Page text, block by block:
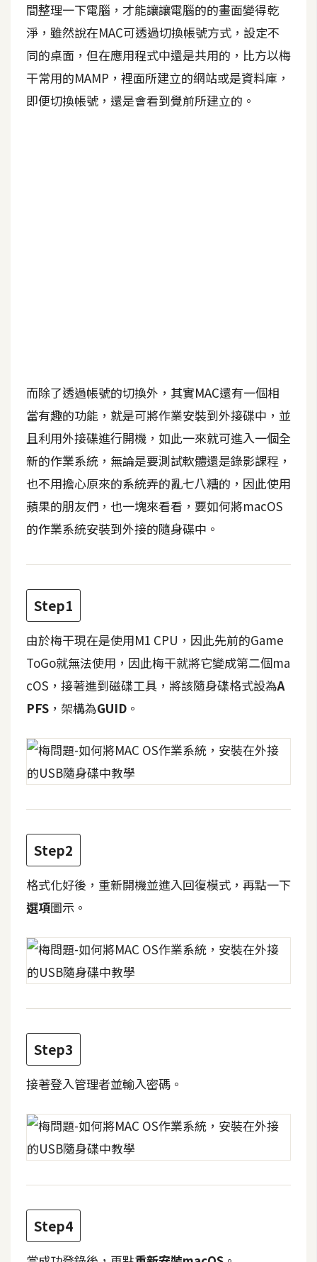
A
I
應
用
設
計
o
t
o
h
o
p
l
u
s
t
a
t
o
去
背
成
攝
影
商
攝
影
機
攝
影
器
材
操
源
免
間整理一下電腦，才能讓讓電腦的的畫面變得乾
淨，雖然說在MAC可透過切換帳號方式，設定不
同的桌面，但在應用程式中還是共用的，比方以梅
干常用的MAMP，裡面所建立的網站或是資料庫，
即便切換帳號，還是會看到覺前所建立的。
而除了透過帳號的切換外，其實MAC還有一個相
當有趣的功能，就是可將作業安裝到外接碟中，並
且利用外接碟進行開機，如此一來就可進入一個全
新的作業系統，無論是要測試軟體還是錄影課程，
也不用擔心原來的系統弄的亂七八糟的，因此使用
蘋果的朋友們，也一塊來看看，要如何將macOS
的作業系統安裝到外接的隨身碟中。
Step1
由於梅干現在是使用M1 CPU，因此先前的Game
ToGo就無法使用，因此梅干就將它變成第二個ma
cOS，接著進到磁碟工具，將該隨身碟格式設為A
PFS ，架構為GUID 。
Step2
格式化好後，重新開機並進入回復模式，再點一下
選項圖示。
Step3
接著登入管理者並輸入密碼。
Step4